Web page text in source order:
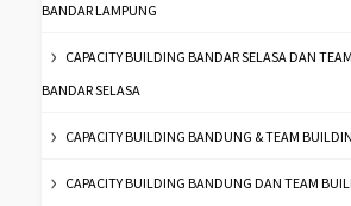
BANDAR LAMPUNG
CAPACITY BUILDING BANDAR SELASA DAN
BANDAR SELASA
CAPACITY BUILDING BANDUNG & TEAM
CAPACITY BUILDING BANDUNG DAN TEAM